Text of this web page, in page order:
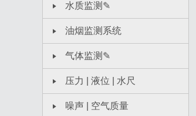
水质监测✎
油烟监测系统
气体监测✎
压力 | 液位 | 水尺
噪声 | 空气质量